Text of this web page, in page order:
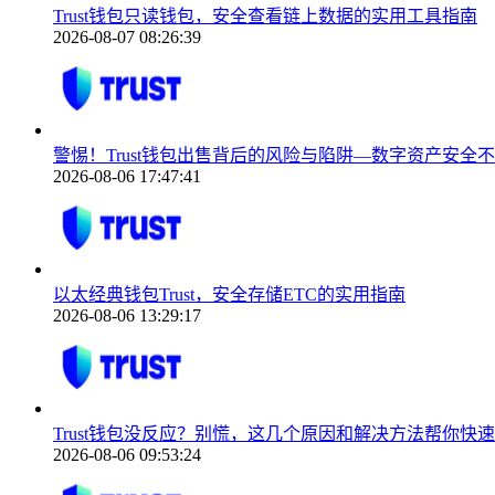
Trust钱包只读钱包，安全查看链上数据的实用工具指南
2026-08-07 08:26:39
警惕！Trust钱包出售背后的风险与陷阱—数字资产安全
2026-08-06 17:47:41
以太经典钱包Trust，安全存储ETC的实用指南
2026-08-06 13:29:17
Trust钱包没反应？别慌，这几个原因和解决方法帮你快
2026-08-06 09:53:24